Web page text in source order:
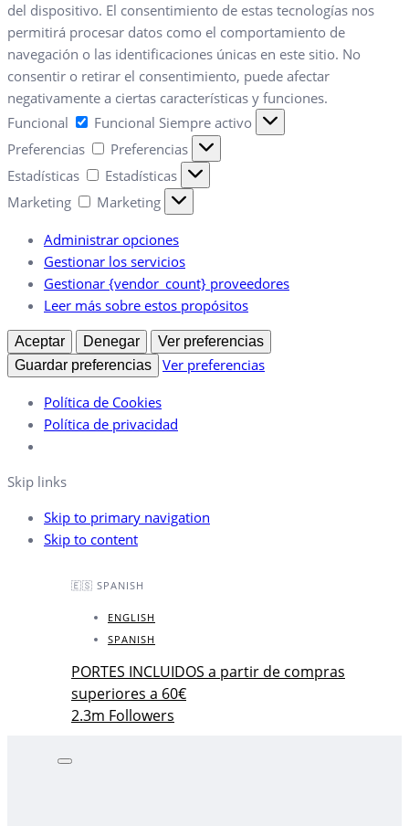
del dispositivo. El consentimiento de estas tecnologías nos
permitirá procesar datos como el comportamiento de
navegación o las identificaciones únicas en este sitio. No
consentir o retirar el consentimiento, puede afectar
negativamente a ciertas características y funciones.
Funcional
Funcional Siempre activo
Preferencias
Preferencias
Estadísticas
Estadísticas
Marketing
Marketing
Administrar opciones
Gestionar los servicios
Gestionar {vendor_count} proveedores
Leer más sobre estos propósitos
Aceptar Denegar
Ver preferencias
Guardar preferencias
Ver preferencias
Política de Cookies
Política de privacidad
Skip links
Skip to primary navigation
Skip to content
🇪🇸 SPANISH
ENGLISH
SPANISH
PORTES INCLUIDOS a partir de compras
superiores a 60€
2.3m Followers